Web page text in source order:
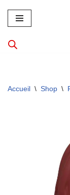
Aller
au
contenu
Accueil \ Shop \